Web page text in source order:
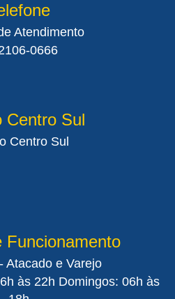
Atendimento
0666
Centro Sul
Centro Sul
Funcionamento
Atacado e Varejo
às 22h Domingos: 06h às